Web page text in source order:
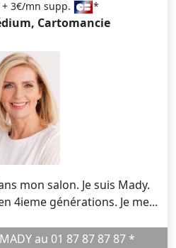
3€/mn supp. *
Cartomancie
Medium de naissance en 4ieme générations. Je me...
Prendre RDV avec MADY au 01 87 87 87 87 *